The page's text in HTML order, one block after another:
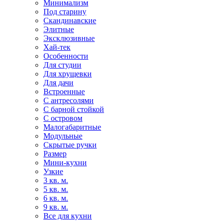
Минимализм
Под старину
Скандинавские
Элитные
Эксклюзивные
Хай-тек
Особенности
Для студии
Для хрущевки
Для дачи
Встроенные
С антресолями
С барной стойкой
С островом
Малогабаритные
Модульные
Скрытые ручки
Размер
Мини-кухни
Узкие
3 кв. м.
5 кв. м.
6 кв. м.
9 кв. м.
Все для кухни